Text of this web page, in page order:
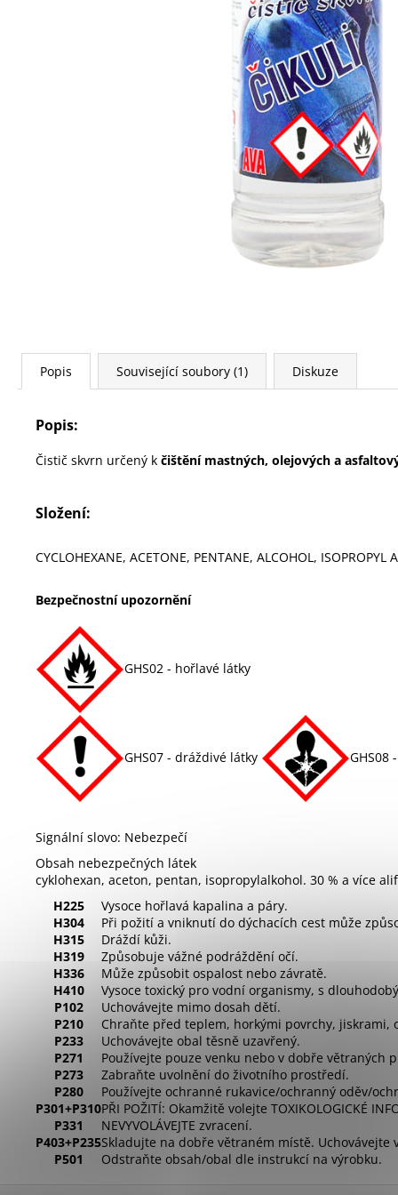
Popis Související soubory (1) Diskuze
Popis:
Čistič skvrn určený k čištění mastných, olejových a
Složení:
CYCLOHEXANE, ACETONE, PENTANE, ALCOHOL,
Bezpečnostní upozornění
GHS02 - hořlavé látky
GHS07 - dráždivé látky GHS08
Signální slovo: Nebezpečí
Obsah nebezpečných látek
cyklohexan, aceton, pentan, isopropylalkohol. 30 % a více
H225
Vysoce hořlavá kapalina a páry.
H304
Při požití a vniknutí do dýchacích cest může
H315
Dráždí kůži.
H319
Způsobuje vážné podráždění očí.
H336
Může způsobit ospalost nebo závratě.
H410
Vysoce toxický pro vodní organismy, s
P102
Uchovávejte mimo dosah dětí.
P210
Chraňte před teplem, horkými povrchy,
P233
Uchovávejte obal těsně uzavřený.
P271
Používejte pouze venku nebo v dobře větraných
P273
Zabraňte uvolnění do životního prostředí.
P280
Používejte ochranné rukavice/ochranný oděv/
P301+P310PŘI POŽITÍ: Okamžitě volejte TOXIKOLOGICKÉ
P331
NEVYVOLÁVEJTE zvracení.
P403+P235Skladujte na dobře větraném místě. Uchovávejte
P501
Odstraňte obsah/obal dle instrukcí na výrobku.